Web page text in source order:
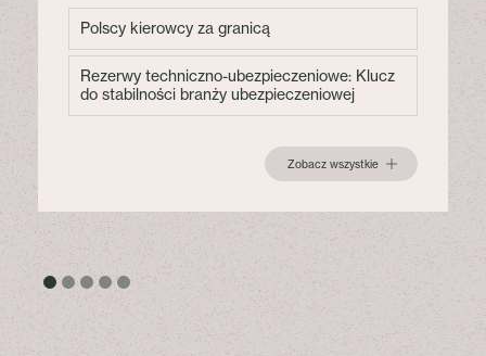
Polscy kierowcy za granicą
Rezerwy techniczno-ubezpieczeniowe: Klucz
do stabilności branży ubezpieczeniowej
Zobacz wszystkie